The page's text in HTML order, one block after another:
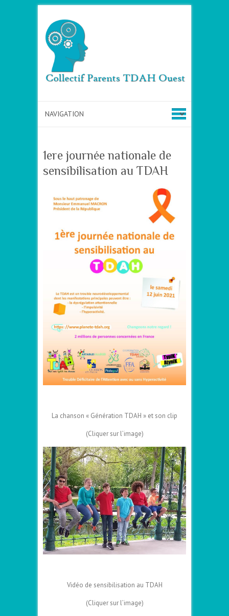
1ere journée nationale de
sensibilisation au TDAH
La chanson « Génération TDAH » et son clip
(Cliquer sur l’image)
Vidéo de sensibilisation au TDAH
(Cliquer sur l’image)